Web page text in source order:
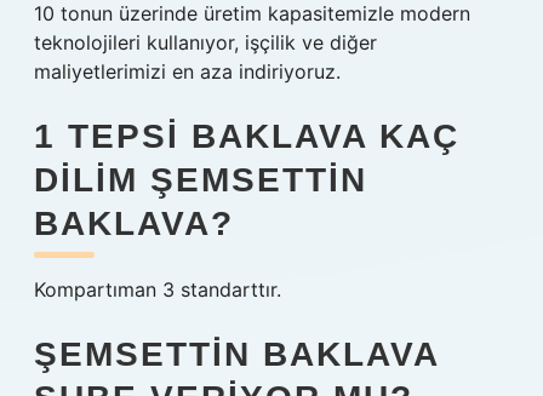
10 tonun üzerinde üretim kapasitemizle modern
teknolojileri kullanıyor, işçilik ve diğer
maliyetlerimizi en aza indiriyoruz.
1 TEPSI BAKLAVA KAÇ
DILIM ŞEMSETTIN
BAKLAVA?
Kompartıman 3 standarttır.
ŞEMSETTIN BAKLAVA